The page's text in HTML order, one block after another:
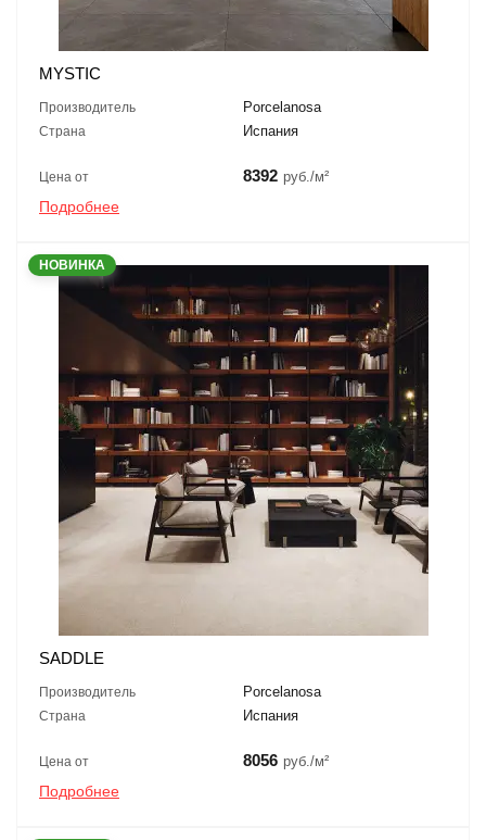
MYSTIC
Производитель Porcelanosa
Страна Испания
Цена от 8392 руб./м²
Подробнее
НОВИНКА
SADDLE
Производитель Porcelanosa
Страна Испания
Цена от 8056 руб./м²
Подробнее